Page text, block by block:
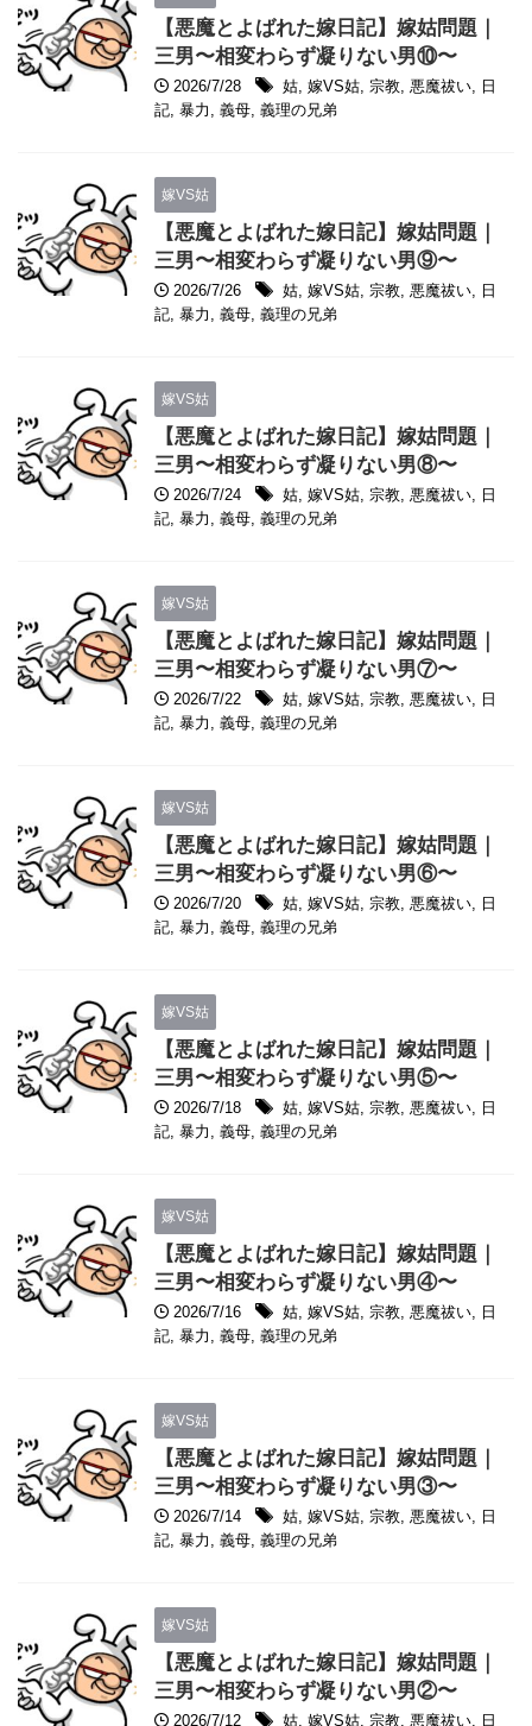
【悪魔とよばれた嫁日記】嫁姑問題｜
三男〜相変わらず凝りない男⑩〜
2026/7/28 姑, 嫁VS姑, 宗教, 悪魔祓い, 日
記, 暴力 , 義母, 義理の兄弟
嫁VS姑
【悪魔とよばれた嫁日記】嫁姑問題｜
三男〜相変わらず凝りない男⑨〜
2026/7/26 姑, 嫁VS姑, 宗教, 悪魔祓い, 日
記, 暴力 , 義母, 義理の兄弟
嫁VS姑
【悪魔とよばれた嫁日記】嫁姑問題｜
三男〜相変わらず凝りない男⑧〜
2026/7/24 姑, 嫁VS姑, 宗教, 悪魔祓い, 日
記, 暴力 , 義母, 義理の兄弟
嫁VS姑
【悪魔とよばれた嫁日記】嫁姑問題｜
三男〜相変わらず凝りない男⑦〜
2026/7/22 姑, 嫁VS姑, 宗教, 悪魔祓い, 日
記, 暴力 , 義母, 義理の兄弟
嫁VS姑
【悪魔とよばれた嫁日記】嫁姑問題｜
三男〜相変わらず凝りない男⑥〜
2026/7/20 姑, 嫁VS姑, 宗教, 悪魔祓い, 日
記, 暴力 , 義母, 義理の兄弟
嫁VS姑
【悪魔とよばれた嫁日記】嫁姑問題｜
三男〜相変わらず凝りない男⑤〜
2026/7/18 姑, 嫁VS姑, 宗教, 悪魔祓い, 日
記, 暴力 , 義母, 義理の兄弟
嫁VS姑
【悪魔とよばれた嫁日記】嫁姑問題｜
三男〜相変わらず凝りない男④〜
2026/7/16 姑, 嫁VS姑, 宗教, 悪魔祓い, 日
記, 暴力 , 義母, 義理の兄弟
嫁VS姑
【悪魔とよばれた嫁日記】嫁姑問題｜
三男〜相変わらず凝りない男③〜
2026/7/14 姑, 嫁VS姑, 宗教, 悪魔祓い, 日
記, 暴力 , 義母, 義理の兄弟
嫁VS姑
【悪魔とよばれた嫁日記】嫁姑問題｜
三男〜相変わらず凝りない男②〜
2026/7/12 姑, 嫁VS姑, 宗教, 悪魔祓い, 日